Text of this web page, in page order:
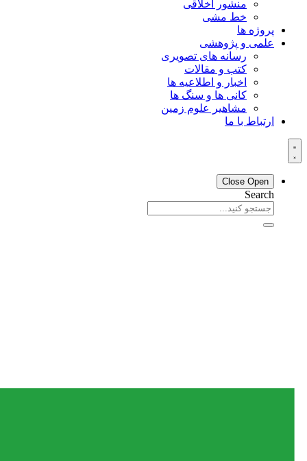
منشور اخلاقی
خط مشی
پروژه ها
علمی و پژوهشی
رسانه های تصویری
کتب و مقالات
اخبار و اطلاعیه ها
کانی ها و سنگ ها
مشاهیر علوم زمین
ارتباط با ما
Close Open
Search